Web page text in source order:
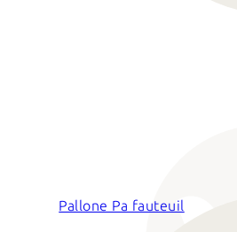
Pallone Pa fauteuil